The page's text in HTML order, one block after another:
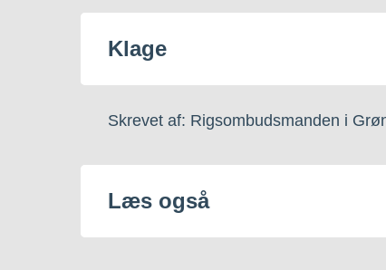
Klage
Skrevet af: Rigsombudsmanden i
Læs også